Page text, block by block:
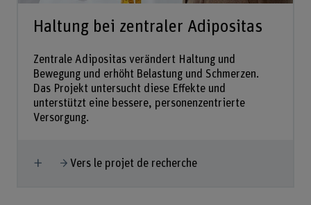
Haltung bei zentraler Adipositas
Zentrale Adipositas verändert Haltung und
Bewegung und erhöht Belastung und Schmerzen.
Das Projekt untersucht diese Effekte und
unterstützt eine bessere, personenzentrierte
Versorgung.
Afficher plus
Vers le projet de recherche